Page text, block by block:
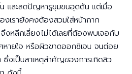
และลดปัญหารูขุมขนอุดตัน แต่เมื่อ
งเรายังคงต้องสวมใส่หน้ากาก
งหลีกเลี่ยงไม่ได้เลยที่ต้องพบเจอกับ
หายใจ หรือผิวขาดออกซิเจน จนต่อย
งเป็นสาเหตุสำคัญของการเกิดสิว